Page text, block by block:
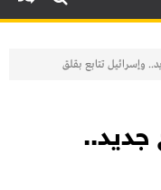
وإسرائيل تتابع بقلق